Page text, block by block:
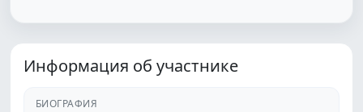
Информация об участнике
БИОГРАФИЯ